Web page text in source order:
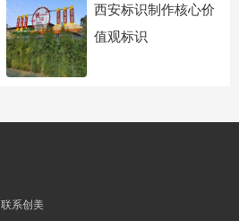
西安标识制作核心价
值观标识
联系创美